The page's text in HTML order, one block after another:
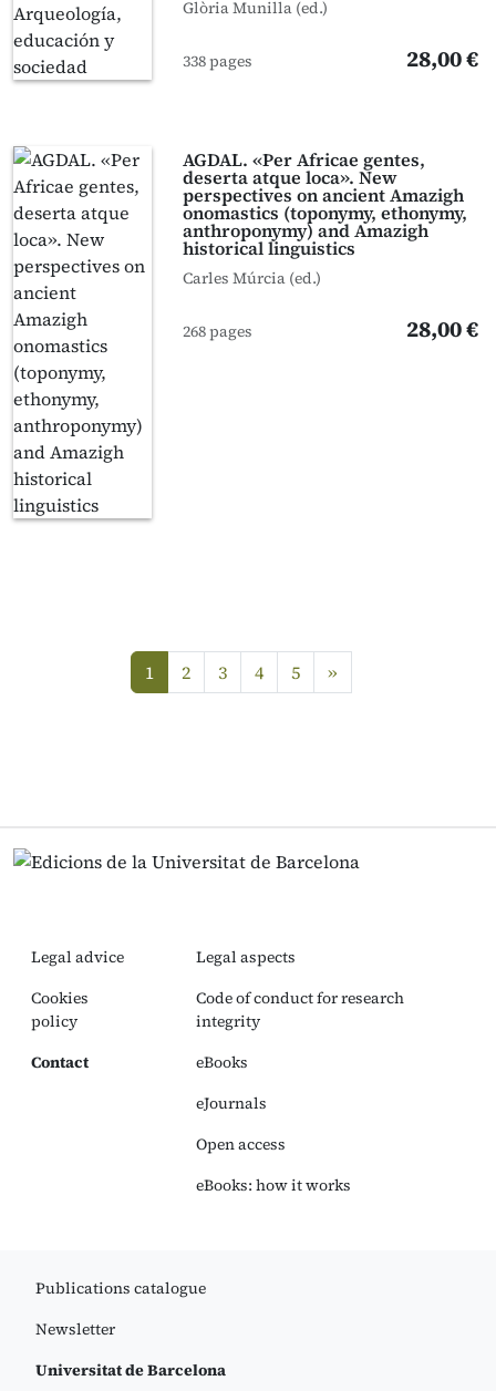
Glòria Munilla (ed.)
338 pages 28,00 €
AGDAL. «Per Africae gentes,
deserta atque loca». New
perspectives on ancient Amazigh
onomastics (toponymy, ethonymy,
anthroponymy) and Amazigh
historical linguistics
Carles Múrcia (ed.)
268 pages 28,00 €
1
2 3 4 5 »next
Legal advice
Cookies
policy
Contact
Legal aspects
Code of conduct for research
integrity
eBooks
eJournals
Open access
eBooks: how it works
Publications catalogue
Newsletter
Universitat de Barcelona